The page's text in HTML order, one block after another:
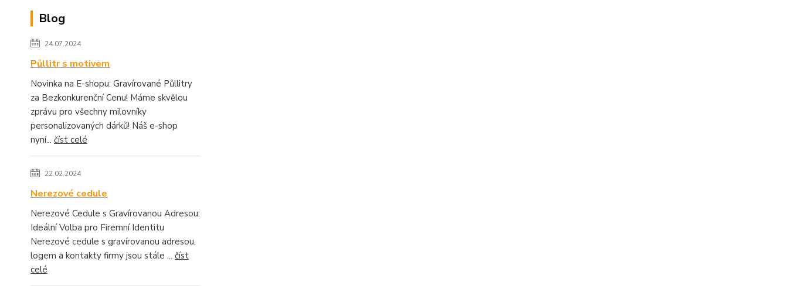
Blog
24.07.2024
Půllitr s motivem
Novinka na E-shopu: Gravírované Půllitry
za Bezkonkurenční Cenu! Máme skvělou
zprávu pro všechny milovníky
personalizovaných dárků! Náš e-shop
nyní... číst celé
22.02.2024
Nerezové cedule
Nerezové Cedule s Gravírovanou Adresou:
Ideální Volba pro Firemní Identitu
Nerezové cedule s gravírovanou adresou,
logem a kontakty firmy jsou stále ... číst
celé